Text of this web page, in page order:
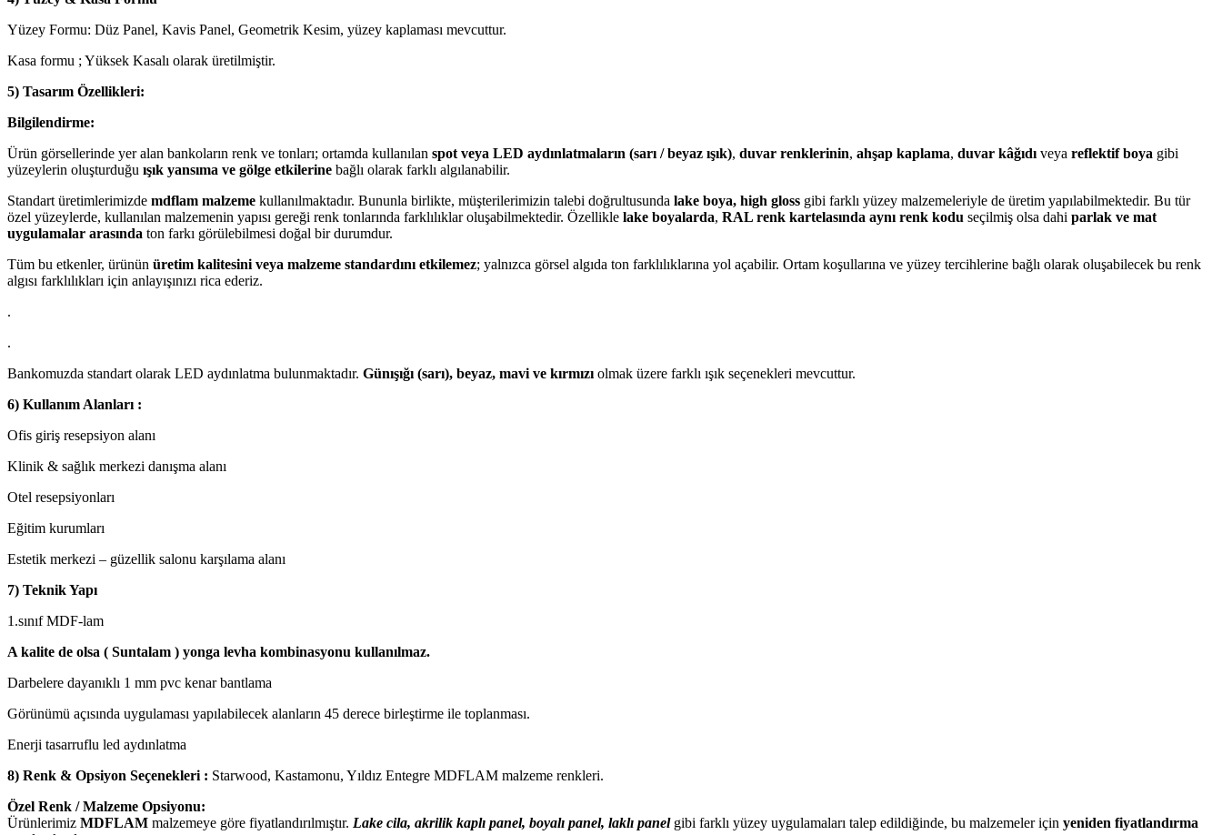
Yüzey Formu: Düz Panel, Kavis Panel, Geometrik Kesim, yüzey kaplaması mevcuttur.
Kasa formu ; Yüksek Kasalı olarak üretilmiştir.
5) Tasarım Özellikleri:
Bilgilendirme:
Ürün görsellerinde yer alan bankoların renk ve tonları; ortamda kullanılan spot veya LED aydınlatmaların (sarı / beyaz ışık), duvar renklerinin, ahşap kaplama, duvar kâğıdı veya reflektif boya gibi
yüzeylerin oluşturduğu ışık yansıma ve gölge etkilerine bağlı olarak farklı algılanabilir.
Standart üretimlerimizde mdflam malzeme kullanılmaktadır. Bununla birlikte, müşterilerimizin talebi doğrultusunda lake boya, high gloss gibi farklı yüzey malzemeleriyle de üretim yapılabilmektedir. Bu tür
özel yüzeylerde, kullanılan malzemenin yapısı gereği renk tonlarında farklılıklar oluşabilmektedir. Özellikle lake boyalarda, RAL renk kartelasında aynı renk kodu seçilmiş olsa dahi parlak ve mat
uygulamalar arasında ton farkı görülebilmesi doğal bir durumdur.
Tüm bu etkenler, ürünün üretim kalitesini veya malzeme standardını etkilemez; yalnızca görsel algıda ton farklılıklarına yol açabilir. Ortam koşullarına ve yüzey tercihlerine bağlı olarak oluşabilecek bu renk
algısı farklılıkları için anlayışınızı rica ederiz.
.
.
Bankomuzda standart olarak LED aydınlatma bulunmaktadır. Günışığı (sarı), beyaz, mavi ve kırmızı olmak üzere farklı ışık seçenekleri mevcuttur.
6) Kullanım Alanları :
Ofis giriş resepsiyon alanı
Klinik & sağlık merkezi danışma alanı
Otel resepsiyonları
Eğitim kurumları
Estetik merkezi – güzellik salonu karşılama alanı
7) Teknik Yapı
1.sınıf MDF-lam
A kalite de olsa ( Suntalam ) yonga levha kombinasyonu kullanılmaz.
Darbelere dayanıklı 1 mm pvc kenar bantlama
Görünümü açısında uygulaması yapılabilecek alanların 45 derece birleştirme ile toplanması.
Enerji tasarruflu led aydınlatma
8) Renk & Opsiyon Seçenekleri : Starwood, Kastamonu, Yıldız Entegre MDFLAM malzeme renkleri.
Özel Renk / Malzeme Opsiyonu:
Ürünlerimiz MDFLAM malzemeye göre fiyatlandırılmıştır. Lake cila, akrilik kaplı panel, boyalı panel, laklı panel gibi farklı yüzey uygulamaları talep edildiğinde, bu malzemeler için yeniden fiyatlandırma